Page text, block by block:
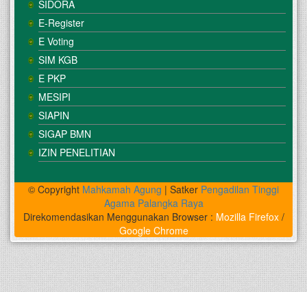
SIDORA
E-Register
E Voting
SIM KGB
E PKP
MESIPI
SIAPIN
SIGAP BMN
IZIN PENELITIAN
© Copyright Mahkamah Agung | Satker Pengadilan Tinggi
Agama Palangka Raya
Direkomendasikan Menggunakan Browser : Mozilla Firefox/
Google Chrome